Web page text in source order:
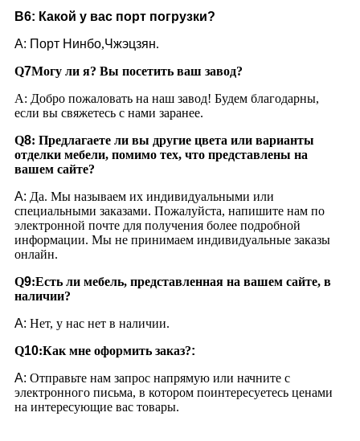
В6: Какой у вас порт погрузки?
A: Порт Нинбо,Чжэцзян.
Q7Могу ли я? Вы посетить ваш завод?
А: Добро пожаловать на наш завод! Будем благодарны,
если вы свяжетесь с нами заранее.
Q8: Предлагаете ли вы другие цвета или варианты
отделки мебели, помимо тех, что представлены на
вашем сайте?
A: Да. Мы называем их индивидуальными или
специальными заказами. Пожалуйста, напишите нам по
электронной почте для получения более подробной
информации. Мы не принимаем индивидуальные заказы
онлайн.
Q9:Есть ли мебель, представленная на вашем сайте, в
наличии?
A: Нет, у нас нет в наличии.
Q10:Как мне оформить заказ?:
A: Отправьте нам запрос напрямую или начните с
электронного письма, в котором поинтересуетесь ценами
на интересующие вас товары.